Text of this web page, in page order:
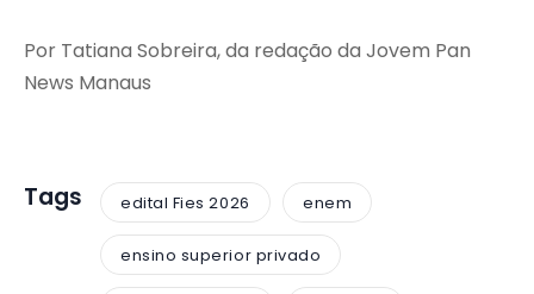
Por Tatiana Sobreira, da redação da Jovem Pan
News Manaus
Tags edital Fies 2026 enem
ensino superior privado